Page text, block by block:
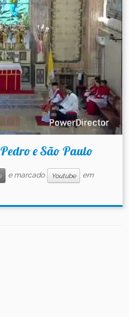
e São Paulo
e marcado Youtube
em